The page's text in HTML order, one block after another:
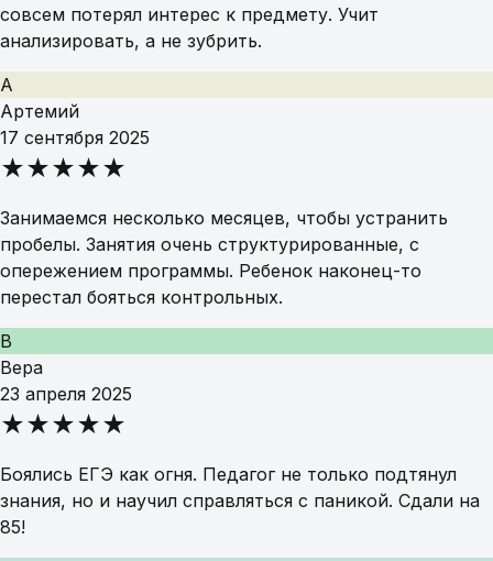
совсем потерял интерес к предмету. Учит
анализировать, а не зубрить.
А
Артемий
17 сентября 2025
★★★★★
Занимаемся несколько месяцев, чтобы устранить
пробелы. Занятия очень структурированные, с
опережением программы. Ребенок наконец-то
перестал бояться контрольных.
В
Вера
23 апреля 2025
★★★★★
Боялись ЕГЭ как огня. Педагог не только подтянул
знания, но и научил справляться с паникой. Сдали на
85!